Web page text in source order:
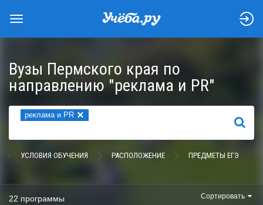
Вузы Пермского края по
направлению "реклама и PR"
реклама и PR ×
НАЙТИ
УСЛОВИЯ ОБУЧЕНИЯ РАСПОЛОЖЕНИЕ ПРЕДМЕТЫ ЕГЭ
22 программы Сортировать